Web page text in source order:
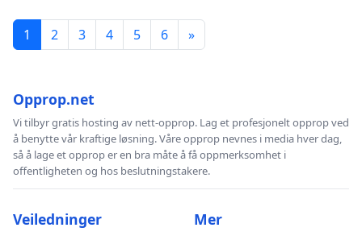
1 2 3 4 5 6 »
Opprop.net
Vi tilbyr gratis hosting av nett-opprop. Lag et profesjonelt opprop ved
å benytte vår kraftige løsning. Våre opprop nevnes i media hver dag,
så å lage et opprop er en bra måte å få oppmerksomhet i
offentligheten og hos beslutningstakere.
Veiledninger Mer